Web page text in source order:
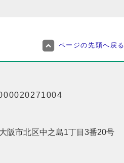
ページの先頭へ戻る
阪市北区中之島1丁目3番20号